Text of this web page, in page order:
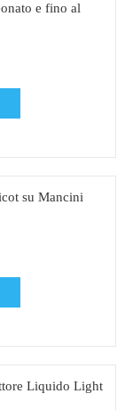
e fino al
su Mancini
Liquido Light